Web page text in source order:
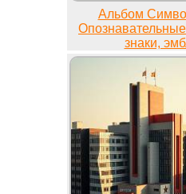
Альбом
знаки,